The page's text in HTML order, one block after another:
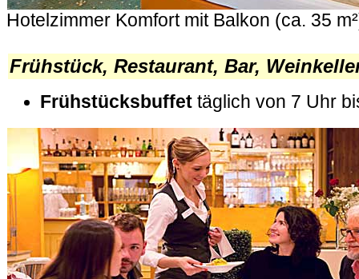
Hotelzimmer Komfort mit Balkon (ca. 35
Frühstück, Restaurant, Bar,
Frühstücksbuffet täglich von 7 Uhr